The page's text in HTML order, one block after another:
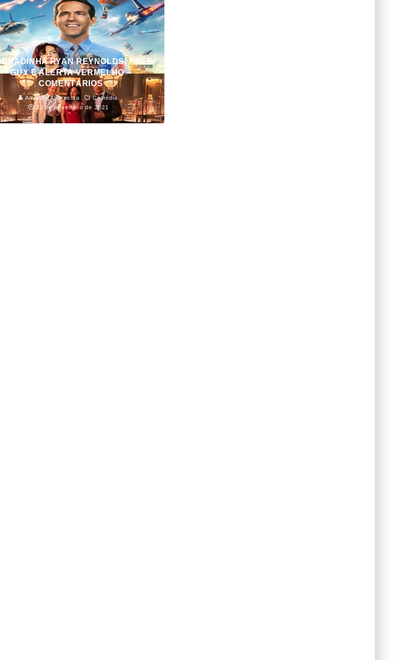
RYAN REYNOLDS! FREE
GUY E ALERTA VERMELHO –
COMENTÁRIOS
Amanda Aparecida
Comédia
22 de novembro de 2021